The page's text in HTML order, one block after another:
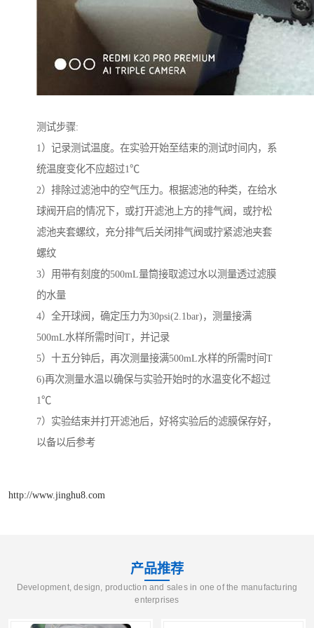
测试步骤:
1）记录测试温度。在实验开始至结束的测试时间内，系
统温度变化不应超过1℃
2）排除过滤池中的空气压力。根据滤池的种类，在给水
球阀开启的情况下，或打开滤池上方的排气阀，或拧松
滤池夹套螺纹，充分排气后关闭排气阀或拧紧滤池夹套
螺纹
3）用带有刻度的500mL量筒接取滤过水以测量透过滤膜
的水量
4）全开球阀，确定压力为30psi(2.1bar)，测量接满
500mL水样所需时间T，并记录
5）十五分钟后，再次测量接满500mL水样的所需时间T
6)再次测量水温以确保与实验开始时的水温变化不超过
1℃
7）实验结束并打开滤池后，好将实验后的滤膜保存好，
以备以后参考
http://www.jinghu8.com
产品推荐
Development, design, production and sales in one of the manufacturing
enterprises